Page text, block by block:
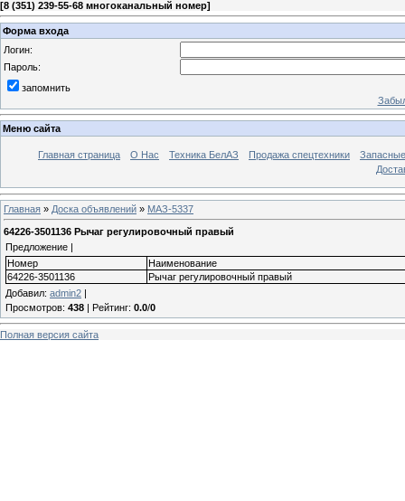
[8 (351) 239-55-68 многоканальный номер]
Форма входа
Логин:
Пароль:
запомнить
Меню сайта
Главная страница О Нас Техника БелАЗ Продажа спецтехники
Главная » Доска объявлений » МАЗ-5337
64226-3501136 Рычаг регулировочный правый
Предложение |
Номер
Наименование
64226-3501136
Рычаг регулировочный правый
Добавил: admin2 |
Просмотров: 438 | Рейтинг: 0.0/0
Полная версия сайта